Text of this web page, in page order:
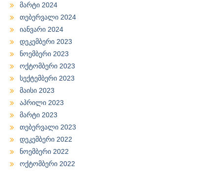
მარტი 2024
თებერვალი 2024
იანვარი 2024
დეკემბერი 2023
ნოემბერი 2023
ოქტომბერი 2023
სექტემბერი 2023
მაისი 2023
აპრილი 2023
მარტი 2023
თებერვალი 2023
დეკემბერი 2022
ნოემბერი 2022
ოქტომბერი 2022